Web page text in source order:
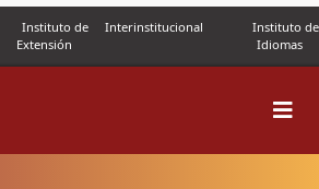
Instituto de
Extensión
Interinstitucional
Instituto de
Idiomas